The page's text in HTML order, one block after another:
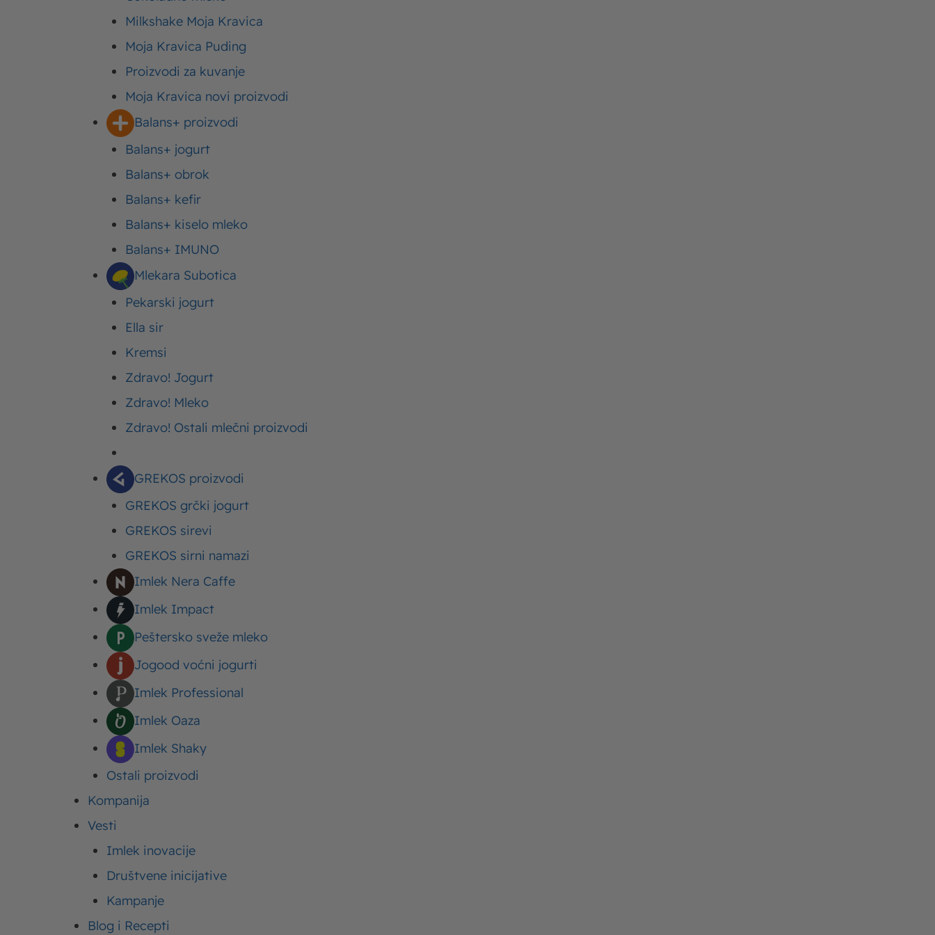
Milkshake Moja Kravica
Moja Kravica Puding
Proizvodi za kuvanje
Moja Kravica novi proizvodi
Balans+ proizvodi
Balans+ jogurt
Balans+ obrok
Balans+ kefir
Balans+ kiselo mleko
Balans+ IMUNO
Mlekara Subotica
Pekarski jogurt
Ella sir
Kremsi
Zdravo! Jogurt
Zdravo! Mleko
Zdravo! Ostali mlečni proizvodi
GREKOS proizvodi
GREKOS grčki jogurt
GREKOS sirevi
GREKOS sirni namazi
Imlek Nera Caffe
Imlek Impact
Peštersko sveže mleko
Jogood voćni jogurti
Imlek Professional
Imlek Oaza
Imlek Shaky
Ostali proizvodi
Kompanija
Vesti
Imlek inovacije
Društvene inicijative
Kampanje
Blog i Recepti
30 min
Ne postoji ništa ukusnije od domaće testenine, a ravioli su svakako izuzetan
izbor! Tajna dobrih raviola nije toliko u sosu, već u lepo zamešenom testu i
obaveznom kremastom punjenju.
A šta je kremastije od Moja Kravica sira i milerama? Pre nego što vam
otkrijemo recept, daćemo nekoliko napomena u vezi sa samom izradom
raviola! Ako imate mašinu za testeninu i kalup za raviole, vi već znate šta da
Sastojci
2 srednja jaja, koja su bila na sobnoj temperaturi
1 kašika maslinovog ulja
Nekoliko briketa spanaća (odmrznuti i dobro ocediti)
1 prepuna kašika Moja Kravica milerama
Malo belog luka – sitno seckan ili u granulama